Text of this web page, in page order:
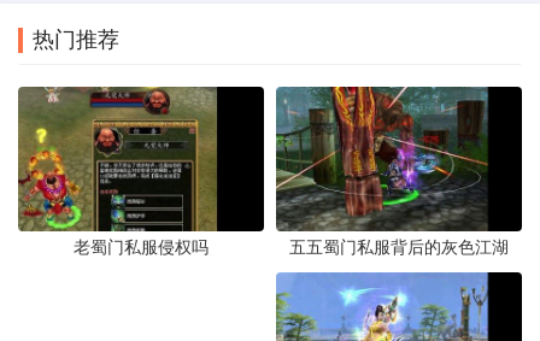
热门推荐
老蜀门私服侵权吗 五五蜀门私服背后的灰色江湖